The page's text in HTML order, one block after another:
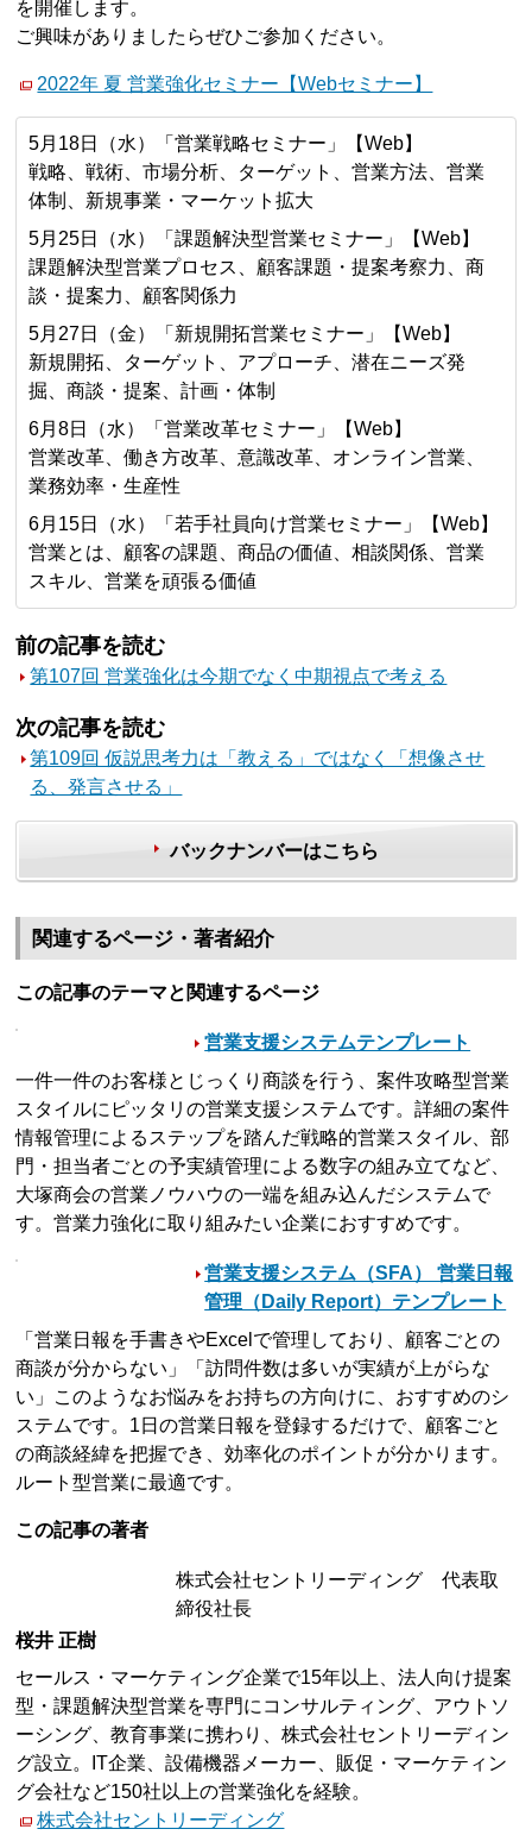
を開催します。
ご興味がありましたらぜひご参加ください。
2022年 夏 営業強化セミナー【Webセミナー】
5月18日（水）「営業戦略セミナー」【Web】
戦略、戦術、市場分析、ターゲット、営業方法、営業
体制、新規事業・マーケット拡大
5月25日（水）「課題解決型営業セミナー」【Web】
課題解決型営業プロセス、顧客課題・提案考察力、商
談・提案力、顧客関係力
5月27日（金）「新規開拓営業セミナー」【Web】
新規開拓、ターゲット、アプローチ、潜在ニーズ発
掘、商談・提案、計画・体制
6月8日（水）「営業改革セミナー」【Web】
営業改革、働き方改革、意識改革、オンライン営業、
業務効率・生産性
6月15日（水）「若手社員向け営業セミナー」【Web】
営業とは、顧客の課題、商品の価値、相談関係、営業
スキル、営業を頑張る価値
前の記事を読む
第107回 営業強化は今期でなく中期視点で考える
次の記事を読む
第109回 仮説思考力は「教える」ではなく「想像させ
る、発言させる」
バックナンバーはこちら
関連するページ・著者紹介
この記事のテーマと関連するページ
営業支援システムテンプレート
一件一件のお客様とじっくり商談を行う、案件攻略型営業
スタイルにピッタリの営業支援システムです。詳細の案件
情報管理によるステップを踏んだ戦略的営業スタイル、部
門・担当者ごとの予実績管理による数字の組み立てなど、
大塚商会の営業ノウハウの一端を組み込んだシステムで
す。営業力強化に取り組みたい企業におすすめです。
営業支援システム（SFA） 営業日報
管理（Daily Report）テンプレート
「営業日報を手書きやExcelで管理しており、顧客ごとの
商談が分からない」「訪問件数は多いが実績が上がらな
い」このようなお悩みをお持ちの方向けに、おすすめのシ
ステムです。1日の営業日報を登録するだけで、顧客ごと
の商談経緯を把握でき、効率化のポイントが分かります。
ルート型営業に最適です。
この記事の著者
株式会社セントリーディング 代表取
締役社長
桜井 正樹
セールス・マーケティング企業で15年以上、法人向け提案
型・課題解決型営業を専門にコンサルティング、アウトソ
ーシング、教育事業に携わり、株式会社セントリーディン
グ設立。IT企業、設備機器メーカー、販促・マーケティン
グ会社など150社以上の営業強化を経験。
株式会社セントリーディング